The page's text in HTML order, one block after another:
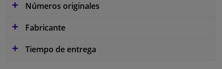
Números originales
Fabricante
Tiempo de entrega